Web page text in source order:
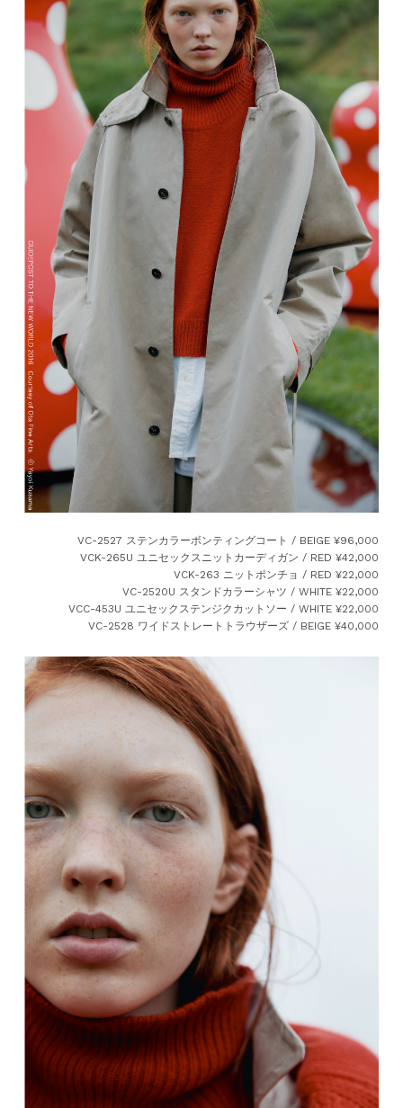
VC-2527 ステンカラーボンティングコート / BEIGE ¥96,000
VCK-265U ユニセックスニットカーディガン / RED ¥42,000
VCK-263 ニットポンチョ / RED ¥22,000
VC-2520U スタンドカラーシャツ / WHITE ¥22,000
VCC-453U ユニセックステンジクカットソー / WHITE ¥22,000
VC-2528 ワイドストレートトラウザーズ / BEIGE ¥40,000